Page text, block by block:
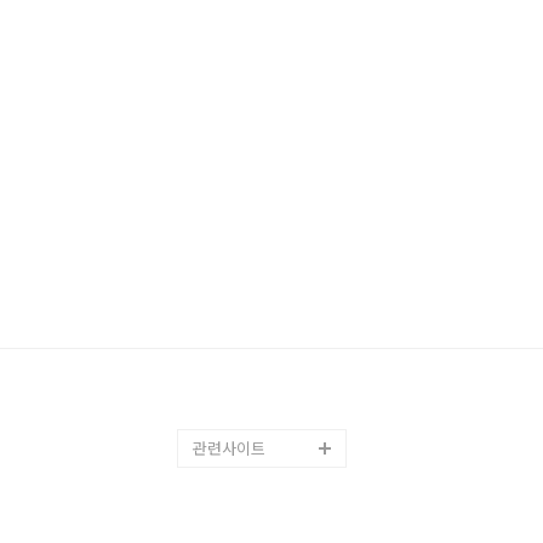
관련사이트